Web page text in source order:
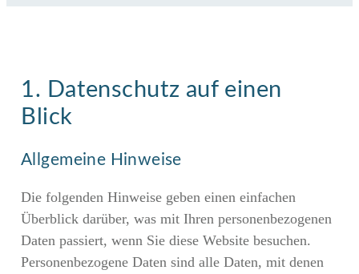
1. Datenschutz auf einen
Blick
Allgemeine Hinweise
Die folgenden Hinweise geben einen einfachen
Überblick darüber, was mit Ihren personenbezogenen
Daten passiert, wenn Sie diese Website besuchen.
Personenbezogene Daten sind alle Daten, mit denen